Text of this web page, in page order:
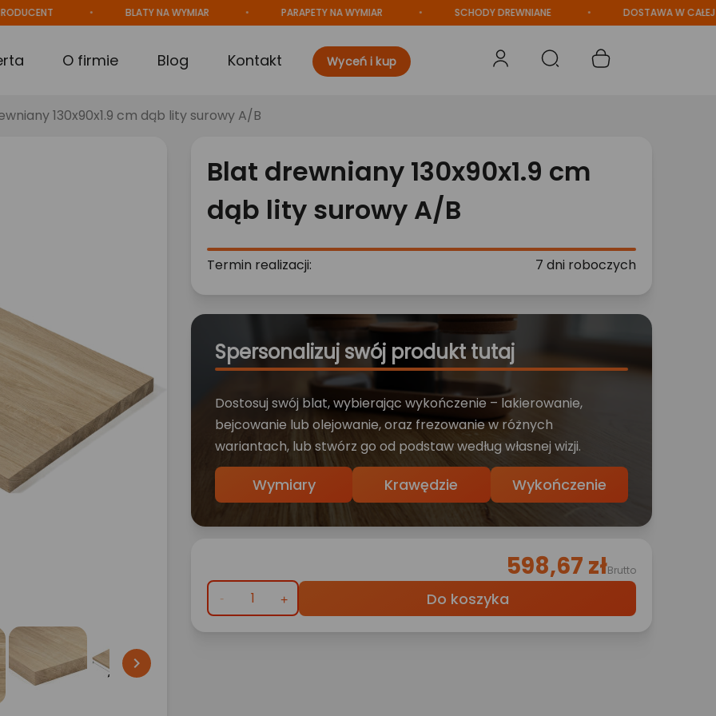
BLATY NA WYMIAR PARAPETY NA WYMIAR SCHODY DREWNIANE DOSTAWA W CAŁEJ
O firmie Blog Kontakt Wyceń i kup
130x90x1.9 cm dąb lity surowy A/B

Blat drewniany 130x90x1.9 cm
dąb lity surowy A/B
Termin realizacji: 7 dni roboczych
Spersonalizuj swój produkt tutaj
Dostosuj swój blat, wybierając wykończenie – lakierowanie,
bejcowanie lub olejowanie, oraz frezowanie w różnych
wariantach, lub stwórz go od podstaw według własnej wizji.
Wymiary Krawędzie Wykończenie
598,67 złBrutto
Do koszyka